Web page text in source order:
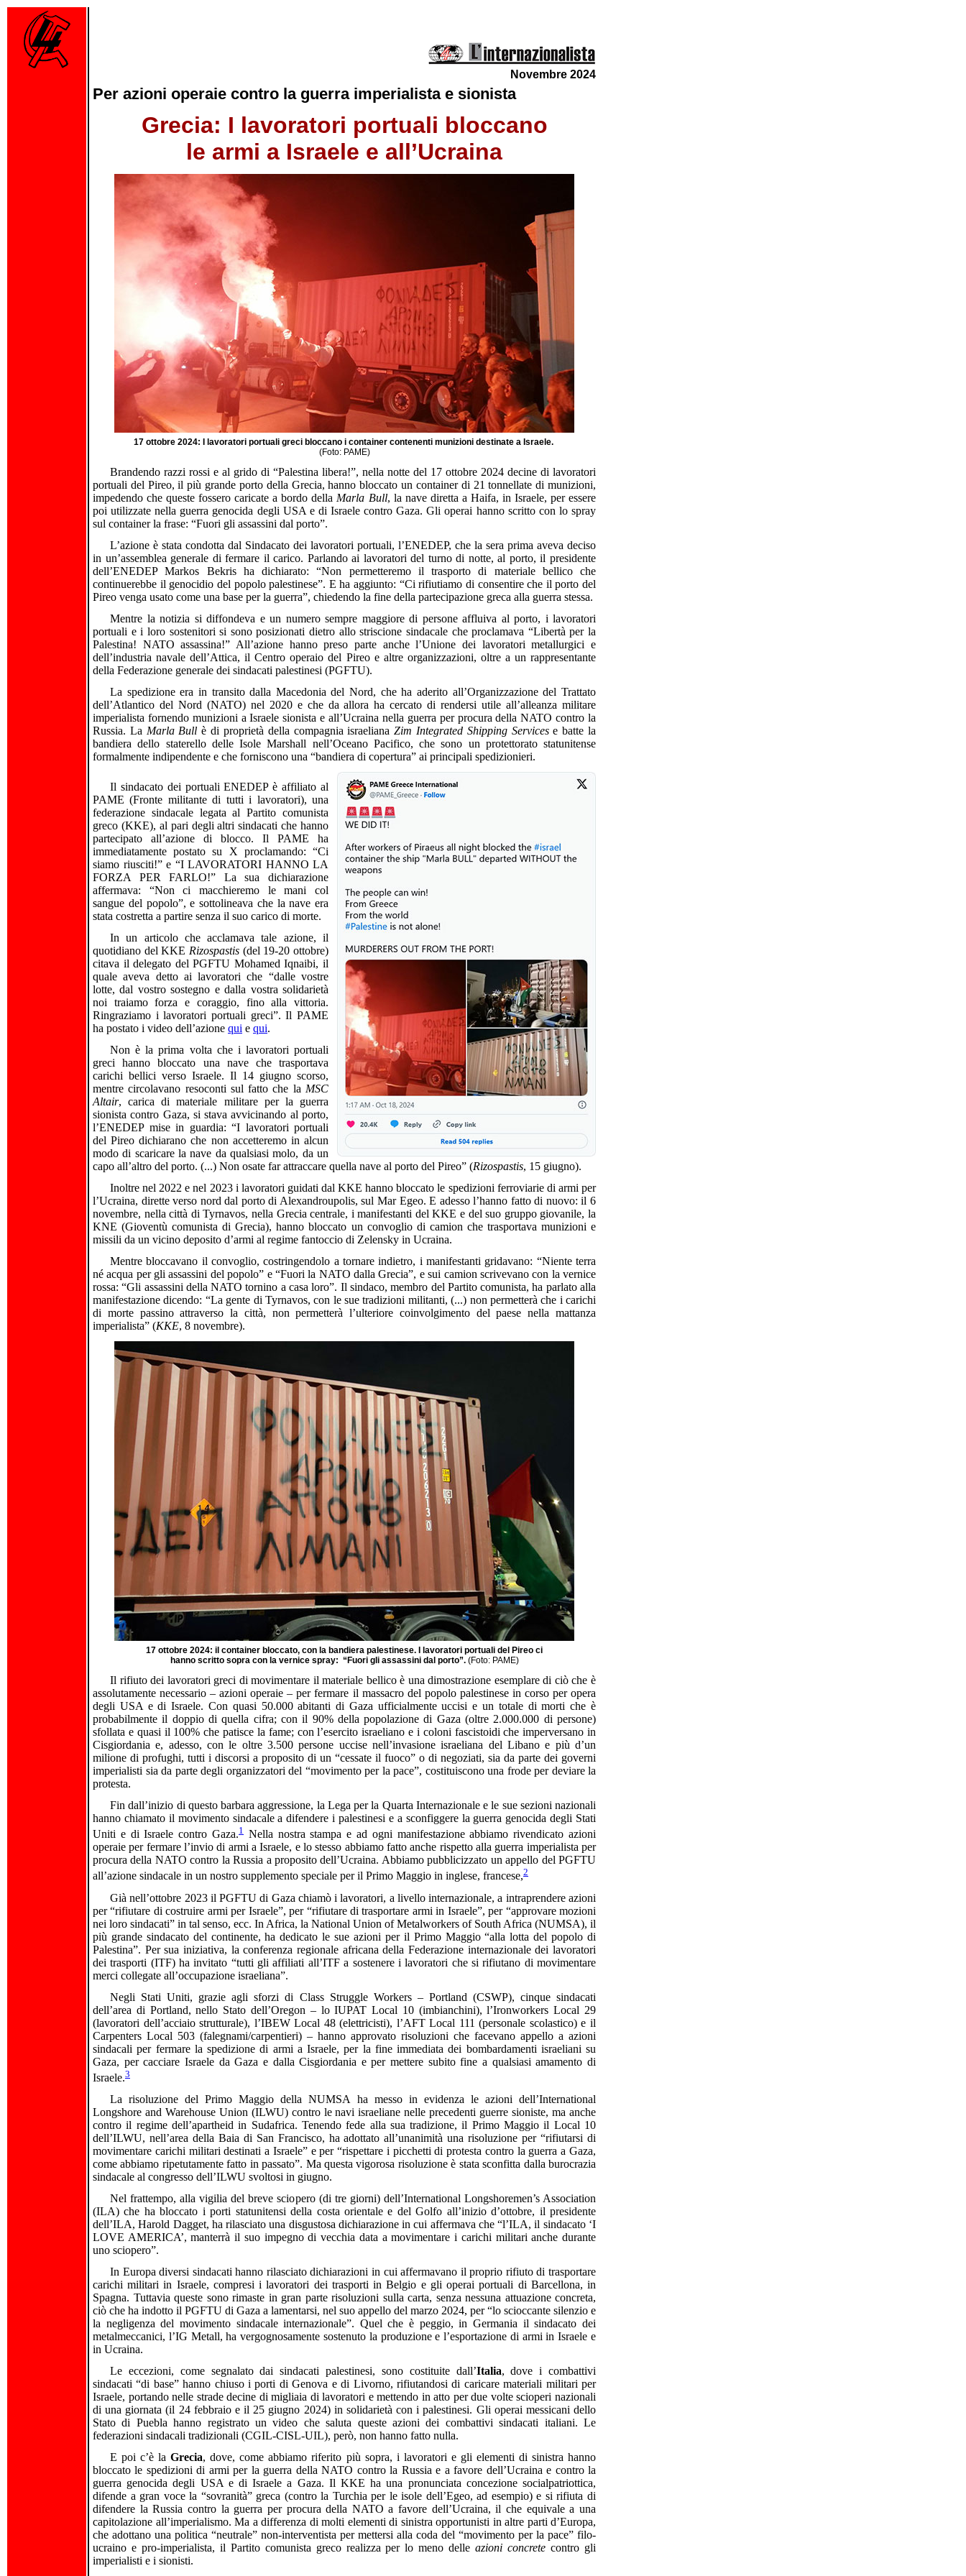
Novembre 2024
Per azioni operaie contro la guerra imperialista e sionista
Grecia: I lavoratori portuali bloccano
le armi a Israele e all’Ucraina
17 ottobre 2024: I lavoratori portuali greci bloccano i container contenenti munizioni destinate a Israele.
(Foto: PAME)
Brandendo razzi rossi e al grido di “Palestina libera!”, nella notte del 17 ottobre 2024 decine di lavoratori
portuali del Pireo, il più grande porto della Grecia, hanno bloccato un container di 21 tonnellate di munizioni,
impedendo che queste fossero caricate a bordo della Marla Bull, la nave diretta a Haifa, in Israele, per essere
poi utilizzate nella guerra genocida degli USA e di Israele contro Gaza. Gli operai hanno scritto con lo spray
sul container la frase: “Fuori gli assassini dal porto”.
L’azione è stata condotta dal Sindacato dei lavoratori portuali, l’ENEDEP, che la sera prima aveva deciso
in un’assemblea generale di fermare il carico. Parlando ai lavoratori del turno di notte, al porto, il presidente
dell’ENEDEP Markos Bekris ha dichiarato: “Non permetteremo il trasporto di materiale bellico che
continuerebbe il genocidio del popolo palestinese”. E ha aggiunto: “Ci rifiutiamo di consentire che il porto del
Pireo venga usato come una base per la guerra”, chiedendo la fine della partecipazione greca alla guerra stessa.
Mentre la notizia si diffondeva e un numero sempre maggiore di persone affluiva al porto, i lavoratori
portuali e i loro sostenitori si sono posizionati dietro allo striscione sindacale che proclamava “Libertà per la
Palestina! NATO assassina!” All’azione hanno preso parte anche l’Unione dei lavoratori metallurgici e
dell’industria navale dell’Attica, il Centro operaio del Pireo e altre organizzazioni, oltre a un rappresentante
della Federazione generale dei sindacati palestinesi (PGFTU).
La spedizione era in transito dalla Macedonia del Nord, che ha aderito all’Organizzazione del Trattato
dell’Atlantico del Nord (NATO) nel 2020 e che da allora ha cercato di rendersi utile all’alleanza militare
imperialista fornendo munizioni a Israele sionista e all’Ucraina nella guerra per procura della NATO contro la
Russia. La Marla Bull è di proprietà della compagnia israelianaZim Integrated Shipping Servicese batte la
bandiera dello staterello delle Isole Marshall nell’Oceano Pacifico, che sono un protettorato statunitense
formalmente indipendente e che forniscono una “bandiera di copertura” ai principali spedizionieri.
Il sindacato dei portuali ENEDEP è affiliato al
PAME (Fronte militante di tutti i lavoratori), una
federazione sindacale legata al Partito comunista
greco (KKE), al pari degli altri sindacati che hanno
partecipato all’azione di blocco. Il PAME ha
immediatamente postato su X proclamando: “Ci
siamo riusciti!” e “I LAVORATORI HANNO LA
FORZA PER FARLO!” La sua dichiarazione
affermava: “Non ci macchieremo le mani col
sangue del popolo”, e sottolineava che la nave era
stata costretta a partire senza il suo carico di morte.
In un articolo che acclamava tale azione, il
quotidiano del KKE Rizospastis (del 19-20 ottobre)
citava il delegato del PGFTU Mohamed Iqnaibi, il
quale aveva detto ai lavoratori che “dalle vostre
lotte, dal vostro sostegno e dalla vostra solidarietà
noi traiamo forza e coraggio, fino alla vittoria.
Ringraziamo i lavoratori portuali greci”. Il PAME
ha postato i video dell’azione qui e qui.
Non è la prima volta che i lavoratori portuali
greci hanno bloccato una nave che trasportava
carichi bellici verso Israele. Il 14 giugno scorso,
mentre circolavano resoconti sul fatto che la MSC
Altair, carica di materiale militare per la guerra
sionista contro Gaza, si stava avvicinando al porto,
l’ENEDEP mise in guardia: “I lavoratori portuali
del Pireo dichiarano che non accetteremo in alcun
modo di scaricare la nave da qualsiasi molo, da un
capo all’altro del porto. (...) Non osate far attraccare quella nave al porto del Pireo” (Rizospastis, 15 giugno).
Inoltre nel 2022 e nel 2023 i lavoratori guidati dal KKE hanno bloccato le spedizioni ferroviarie di armi per
l’Ucraina, dirette verso nord dal porto di Alexandroupolis, sul Mar Egeo. E adesso l’hanno fatto di nuovo: il 6
novembre, nella città di Tyrnavos, nella Grecia centrale, i manifestanti del KKE e del suo gruppo giovanile, la
KNE (Gioventù comunista di Grecia), hanno bloccato un convoglio di camion che trasportava munizioni e
missili da un vicino deposito d’armi al regime fantoccio di Zelensky in Ucraina.
Mentre bloccavano il convoglio, costringendolo a tornare indietro, i manifestanti gridavano: “Niente terra
né acqua per gli assassini del popolo” e “Fuori la NATO dalla Grecia”, e sui camion scrivevano con la vernice
rossa: “Gli assassini della NATO tornino a casa loro”. Il sindaco, membro del Partito comunista, ha parlato alla
manifestazione dicendo: “La gente di Tyrnavos, con le sue tradizioni militanti, (...) non permetterà che i carichi
di morte passino attraverso la città, non permetterà l’ulteriore coinvolgimento del paese nella mattanza
imperialista” (KKE, 8 novembre).
17 ottobre 2024: il container bloccato, con la bandiera palestinese. I lavoratori portuali del Pireo ci
hanno scritto sopra con la vernice spray: “Fuori gli assassini dal porto”. (Foto: PAME)
Il rifiuto dei lavoratori greci di movimentare il materiale bellico è una dimostrazione esemplare di ciò che è
assolutamente necessario – azioni operaie – per fermare il massacro del popolo palestinese in corso per opera
degli USA e di Israele. Con quasi 50.000 abitanti di Gaza ufficialmente uccisi e un totale di morti che è
probabilmente il doppio di quella cifra; con il 90% della popolazione di Gaza (oltre 2.000.000 di persone)
sfollata e quasi il 100% che patisce la fame; con l’esercito israeliano e i coloni fascistoidi che imperversano in
Cisgiordania e, adesso, con le oltre 3.500 persone uccise nell’invasione israeliana del Libano e più d’un
milione di profughi, tutti i discorsi a proposito di un “cessate il fuoco” o di negoziati, sia da parte dei governi
imperialisti sia da parte degli organizzatori del “movimento per la pace”, costituiscono una frode per deviare la
protesta.
Fin dall’inizio di questo barbara aggressione, la Lega per la Quarta Internazionale e le sue sezioni nazionali
hanno chiamato il movimento sindacale a difendere i palestinesi e a sconfiggere la guerra genocida degli Stati
Uniti e di Israele contro Gaza.1 Nella nostra stampa e ad ogni manifestazione abbiamo rivendicato azioni
operaie per fermare l’invio di armi a Israele, e lo stesso abbiamo fatto anche rispetto alla guerra imperialista per
procura della NATO contro la Russia a proposito dell’Ucraina. Abbiamo pubblicizzato un appello del PGFTU
all’azione sindacale in un nostro supplemento speciale per il Primo Maggio in inglese, francese,2
Già nell’ottobre 2023 il PGFTU di Gaza chiamò i lavoratori, a livello internazionale, a intraprendere azioni
per “rifiutare di costruire armi per Israele”, per “rifiutare di trasportare armi in Israele”, per “approvare mozioni
nei loro sindacati” in tal senso, ecc. In Africa, la National Union of Metalworkers of South Africa (NUMSA), il
più grande sindacato del continente, ha dedicato le sue azioni per il Primo Maggio “alla lotta del popolo di
Palestina”. Per sua iniziativa, la conferenza regionale africana della Federazione internazionale dei lavoratori
dei trasporti (ITF) ha invitato “tutti gli affiliati all’ITF a sostenere i lavoratori che si rifiutano di movimentare
merci collegate all’occupazione israeliana”.
Negli Stati Uniti, grazie agli sforzi di Class Struggle Workers – Portland (CSWP), cinque sindacati
dell’area di Portland, nello Stato dell’Oregon – lo IUPAT Local 10 (imbianchini), l’Ironworkers Local 29
(lavoratori dell’acciaio strutturale), l’IBEW Local 48 (elettricisti), l’AFT Local 111 (personale scolastico) e il
Carpenters Local 503 (falegnami/carpentieri) – hanno approvato risoluzioni che facevano appello a azioni
sindacali per fermare la spedizione di armi a Israele, per la fine immediata dei bombardamenti israeliani su
Gaza, per cacciare Israele da Gaza e dalla Cisgiordania e per mettere subito fine a qualsiasi amamento di
Israele.3
La risoluzione del Primo Maggio della NUMSA ha messo in evidenza le azioni dell’International
Longshore and Warehouse Union (ILWU) contro le navi israeliane nelle precedenti guerre sioniste, ma anche
contro il regime dell’apartheid in Sudafrica. Tenendo fede alla sua tradizione, il Primo Maggio il Local 10
dell’ILWU, nell’area della Baia di San Francisco, ha adottato all’unanimità una risoluzione per “rifiutarsi di
movimentare carichi militari destinati a Israele” e per “rispettare i picchetti di protesta contro la guerra a Gaza,
come abbiamo ripetutamente fatto in passato”. Ma questa vigorosa risoluzione è stata sconfitta dalla burocrazia
sindacale al congresso dell’ILWU svoltosi in giugno.
Nel frattempo, alla vigilia del breve sciopero (di tre giorni) dell’International Longshoremen’s Association
(ILA) che ha bloccato i porti statunitensi della costa orientale e del Golfo all’inizio d’ottobre, il presidente
dell’ILA, Harold Dagget, ha rilasciato una disgustosa dichiarazione in cui affermava che “l’ILA, il sindacato ‘I
LOVE AMERICA’, manterrà il suo impegno di vecchia data a movimentare i carichi militari anche durante
uno sciopero”.
In Europa diversi sindacati hanno rilasciato dichiarazioni in cui affermavano il proprio rifiuto di trasportare
carichi militari in Israele, compresi i lavoratori dei trasporti in Belgio e gli operai portuali di Barcellona, in
Spagna. Tuttavia queste sono rimaste in gran parte risoluzioni sulla carta, senza nessuna attuazione concreta,
ciò che ha indotto il PGFTU di Gaza a lamentarsi, nel suo appello del marzo 2024, per “lo scioccante silenzio e
la negligenza del movimento sindacale internazionale”. Quel che è peggio, in Germania il sindacato dei
metalmeccanici, l’IG Metall, ha vergognosamente sostenuto la produzione e l’esportazione di armi in Israele e
in Ucraina.
Le eccezioni, come segnalato dai sindacati palestinesi, sono costituite dall’Italia, dove i combattivi
sindacati “di base” hanno chiuso i porti di Genova e di Livorno, rifiutandosi di caricare materiali militari per
Israele, portando nelle strade decine di migliaia di lavoratori e mettendo in atto per due volte scioperi nazionali
di una giornata (il 24 febbraio e il 25 giugno 2024) in solidarietà con i palestinesi. Gli operai messicani dello
Stato di Puebla hanno registrato un video che saluta queste azioni dei combattivi sindacati italiani. Le
federazioni sindacali tradizionali (CGIL-CISL-UIL), però, non hanno fatto nulla.
E poi c’è laGrecia, dove, come abbiamo riferito più sopra, i lavoratori e gli elementi di sinistra hanno
bloccato le spedizioni di armi per la guerra della NATO contro la Russia e a favore dell’Ucraina e contro la
guerra genocida degli USA e di Israele a Gaza. Il KKE ha una pronunciata concezione socialpatriottica,
difende a gran voce la “sovranità” greca (contro la Turchia per le isole dell’Egeo, ad esempio) e si rifiuta di
difendere la Russia contro la guerra per procura della NATO a favore dell’Ucraina, il che equivale a una
capitolazione all’imperialismo. Ma a differenza di molti elementi di sinistra opportunisti in altre parti d’Europa,
che adottano una politica “neutrale” non-interventista per mettersi alla coda del “movimento per la pace” filo-
ucraino e pro-imperialista, il Partito comunista greco realizza per lo meno delleazioni concrete contro gli
imperialisti e i sionisti.